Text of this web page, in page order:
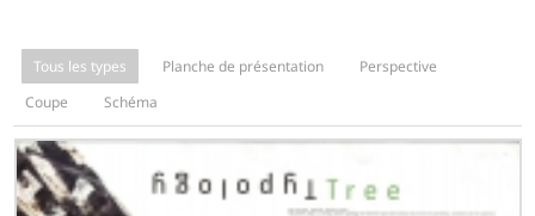
Tous les types Planche de présentation
Perspective
Coupe
Schéma